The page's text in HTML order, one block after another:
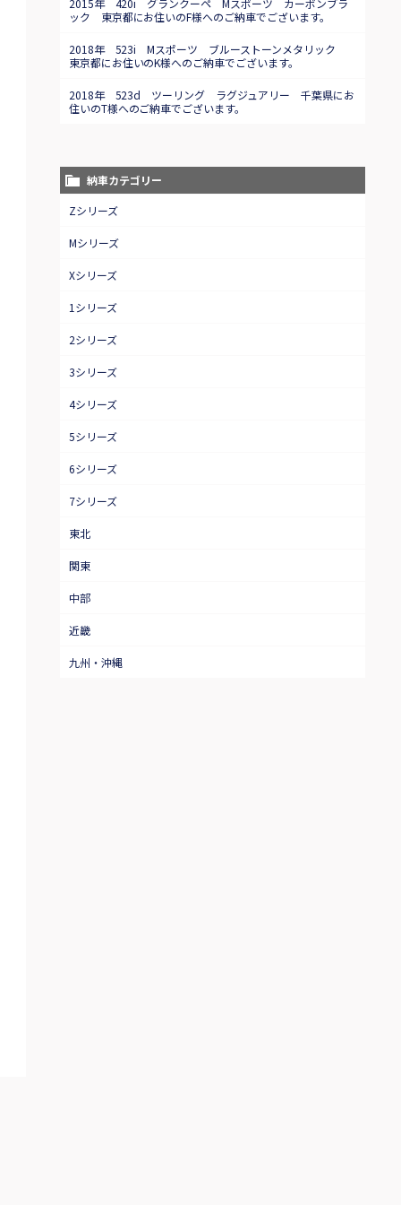
2015年 420i グランクーペ Mスポーツ カーボンブラ
ック 東京都にお住いのF様へのご納車でございます。
2018年 523i Mスポーツ ブルーストーンメタリック
東京都にお住いのK様へのご納車でございます。
2018年 523d ツーリング ラグジュアリー 千葉県にお
住いのT様へのご納車でございます。
納車カテゴリー
Zシリーズ
Mシリーズ
Xシリーズ
1シリーズ
2シリーズ
3シリーズ
4シリーズ
5シリーズ
6シリーズ
7シリーズ
東北
関東
中部
近畿
九州・沖縄